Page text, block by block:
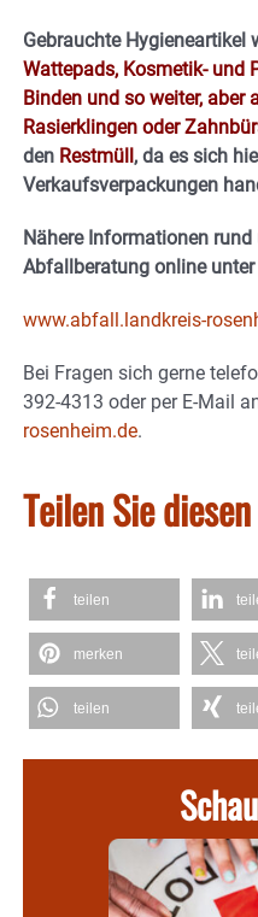
Gebrauchte Hygieneartikel
Wattepads, Kosmetik- und
Binden und so weiter, aber
Rasierklingen oder
den Restmüll, da es sich
Verkaufsverpackungen
Nähere Informationen
Abfallberatung online unter
www.abfall.landkreis-
Bei Fragen sich gerne
392-4313 oder per E-Mail
rosenheim.de.
Teilen Sie
teilen
merken
teilen